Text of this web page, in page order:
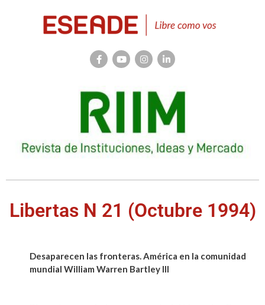
Libertas N 21 (Octubre 1994)
Desaparecen las fronteras. América en la comunidad
mundial William Warren Bartley III